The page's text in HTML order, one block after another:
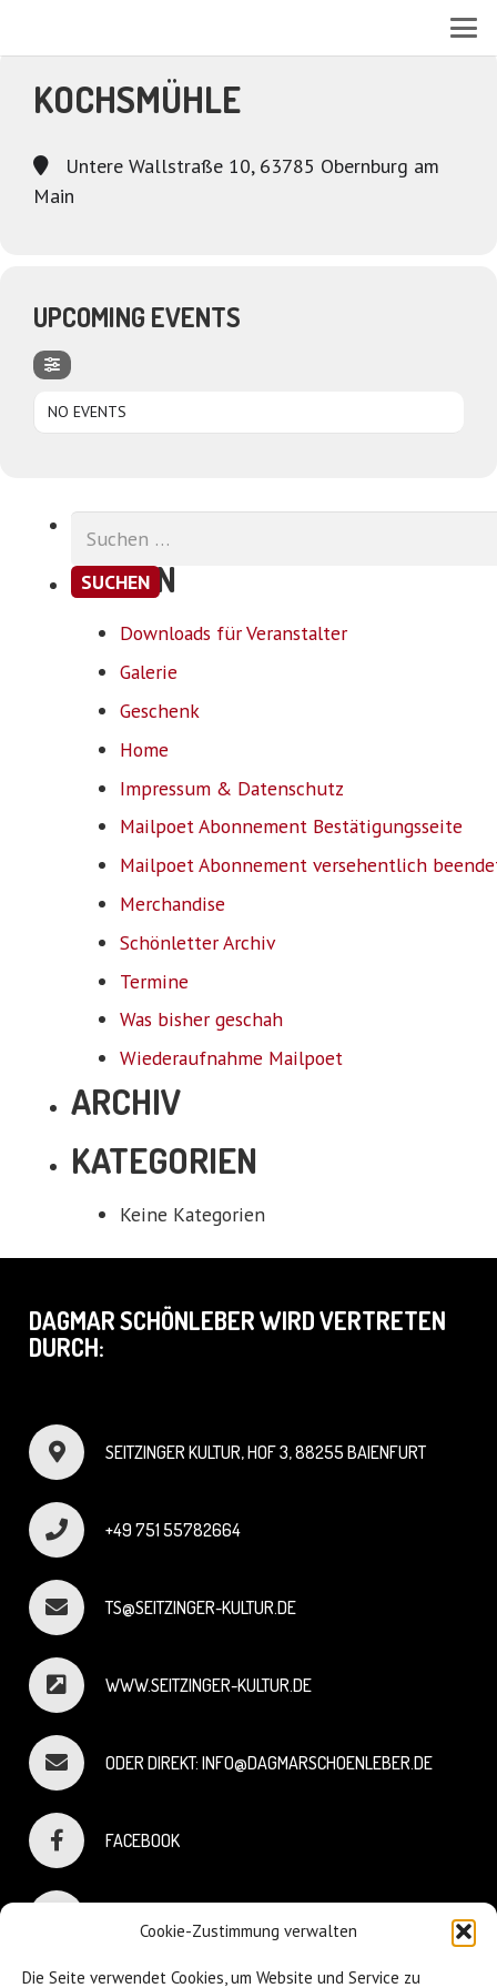
Cookie-Zustimmung verwalten
Die Seite verwendet Cookies, um Website und Service zu
KOCHSMÜHLE
Untere Wallstraße 10, 63785 Obernburg am
Main
UPCOMING EVENTS
NO EVENTS
nach:
SEITEN
Downloads für Veranstalter
Galerie
Geschenk
Home
Impressum & Datenschutz
Mailpoet Abonnement Bestätigungsseite
Mailpoet Abonnement versehentlich
Merchandise
Schönletter Archiv
Termine
Was bisher geschah
Wiederaufnahme Mailpoet
ARCHIV
KATEGORIEN
Keine Kategorien
DAGMAR SCHÖNLEBER WIRD VERTRETEN
DURCH:
SEITZINGER KULTUR, HOF 3, 88255 BAIENFURT
+49 751 55782664
TS@SEITZINGER-KULTUR.DE
WWW.SEITZINGER-KULTUR.DE
ODER DIREKT: INFO@DAGMARSCHOENLEBER.DE
FACEBOOK